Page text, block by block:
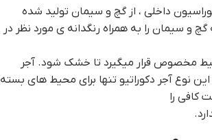
داخلی ، از گچ و سیمان تولید شده
و سیمان را به همراه رنگدانه ی مورد نظر در
مخصوص قرار میگیرد تا خشک شود. آجر
نوع آجر دکوراتیو تنها برای محیط های بسته
کافی را